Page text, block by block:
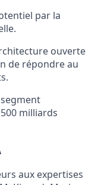
par la
ouverte
de répondre au
milliards
aux expertises